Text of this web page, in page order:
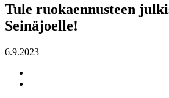
Tule ruokaennusteen
Seinäjoelle!
6.9.2023